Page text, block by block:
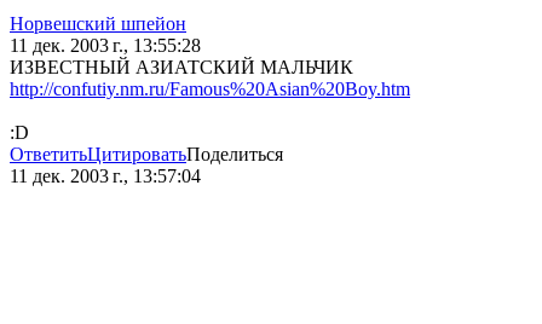
Норвешский шпейон
11 дек. 2003 г., 13:55:28
ИЗВЕСТНЫЙ АЗИАТСКИЙ МАЛЬЧИК
http://confutiy.nm.ru/Famous%20Asian%20Boy.htm
:D
ОтветитьЦитироватьПоделиться
11 дек. 2003 г., 13:57:04